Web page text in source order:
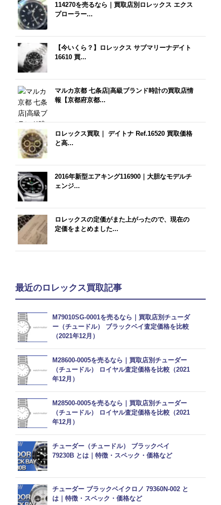
114270を売るなら｜買取店別ロレックス エクス
プローラー...
【今いくら？】ロレックス サブマリーナデイト
16610 買...
マルカ京都 七条店|高級ブランド時計の買取店情
報【京都府京都...
ロレックス買取｜ デイトナ Ref.16520 買取価格
と高...
2016年新型エアキング116900｜大胆なモデルチ
ェンジ...
ロレックスの定価がまた上がったので、現在の
定価をまとめました...
最近のロレックス買取記事
M79010SG-0001を売るなら｜買取店別チューダ
ー（チュードル） ブラックベイ査定価格を比較
（2021年12月）
M28600-0005を売るなら｜買取店別チューダー
（チュードル） ロイヤル査定価格を比較（2021
年12月）
M28500-0005を売るなら｜買取店別チューダー
（チュードル） ロイヤル査定価格を比較（2021
年12月）
チューダー（チュードル） ブラックベイ
79230B とは｜特徴・スペック・価格など
チューダー ブラックベイクロノ 79360N-002 と
は｜特徴・スペック・価格など